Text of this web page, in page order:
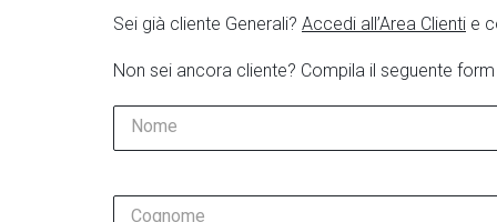
Sei già cliente Generali? Accedi all’Area Clienti e
Non sei ancora cliente? Compila il seguente form
Nome
Cognome